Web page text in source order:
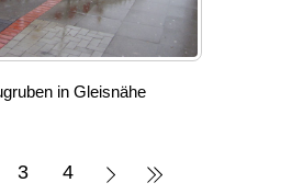
in Gleisnähe
3 4